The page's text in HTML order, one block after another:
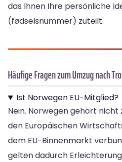
das Ihnen Ihre persönliche
(fødselsnummer) zuteilt.
Häufige Fragen zum Umzug nach
Ist Norwegen EU-Mitglied?
Nein. Norwegen gehört nicht
den Europäischen
dem EU-Binnenmarkt
gelten dadurch